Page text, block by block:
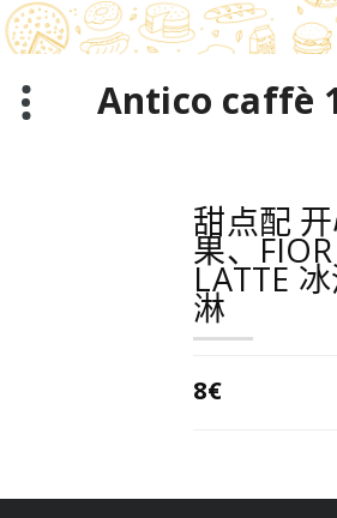
跳
至
正
Antico caffè
甜点配
果、
LATTE
淋
8€